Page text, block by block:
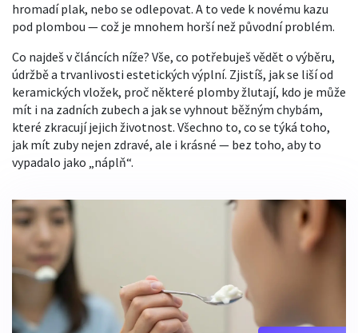
hromadí plak, nebo se odlepovat. A to vede k novému kazu
pod plombou — což je mnohem horší než původní problém.
Co najdeš v článcích níže? Vše, co potřebuješ vědět o výběru,
údržbě a trvanlivosti estetických výplní. Zjistíš, jak se liší od
keramických vložek, proč některé plomby žlutají, kdo je může
mít i na zadních zubech a jak se vyhnout běžným chybám,
které zkracují jejich životnost. Všechno to, co se týká toho,
jak mít zuby nejen zdravé, ale i krásné — bez toho, aby to
vypadalo jako „náplň“.